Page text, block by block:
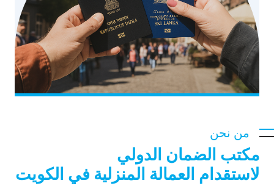
من نحن
مكتب الضمان الدولي
لاستقدام العمالة المنزلية في الكويت